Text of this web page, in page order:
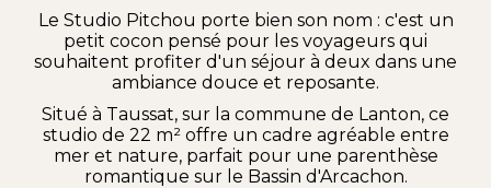
Le Studio Pitchou porte bien son nom : c'est un
petit cocon pensé pour les voyageurs qui
souhaitent profiter d'un séjour à deux dans une
ambiance douce et reposante.
Situé à Taussat, sur la commune de Lanton, ce
studio de 22 m² offre un cadre agréable entre
mer et nature, parfait pour une parenthèse
romantique sur le Bassin d'Arcachon.